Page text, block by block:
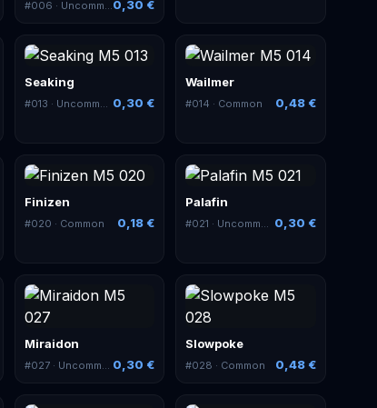
#006 · Uncommon 0,30 €
Seaking
#013 · Uncommon 0,30 €
Wailmer
#014 · Common 0,48 €
Finizen
#020 · Common 0,18 €
Palafin
#021 · Uncommon 0,30 €
Miraidon
#027· Uncommon 0,30 €
Slowpoke
#028 · Common 0,48 €